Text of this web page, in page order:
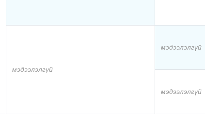
мэдээлэлгүй
мэдээлэлгүй
мэдээлэлгүй